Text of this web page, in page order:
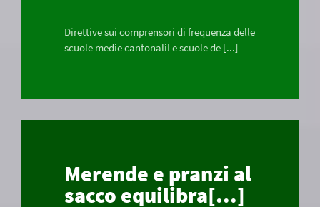
Direttive sui comprensori di frequenza delle
scuole medie cantonaliLe scuole de [...]
Merende e pranzi al
sacco equilibra[...]